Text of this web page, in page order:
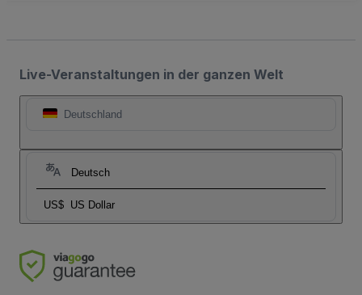
Live-Veranstaltungen in der ganzen Welt
Deutschland
Deutsch
US$ US Dollar